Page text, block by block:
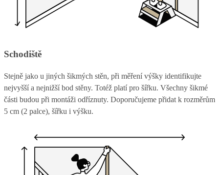
Schodiště
Stejně jako u jiných šikmých stěn, při měření výšky identifikujte
nejvyšší a nejnižší bod stěny. Totéž platí pro šířku. Všechny šikmé
části budou při montáži odříznuty. Doporučujeme přidat k rozměrům
5 cm (2 palce), šířku i výšku.